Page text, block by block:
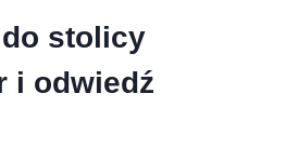
stolicy
i odwiedź